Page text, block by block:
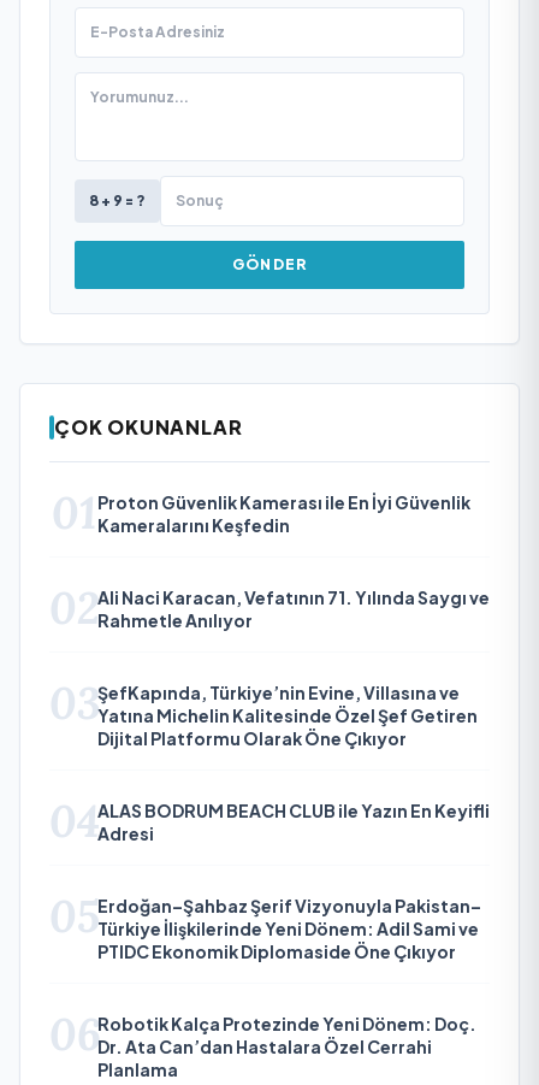
8 + 9 = ?
GÖNDER
ÇOK OKUNANLAR
01 Proton Güvenlik Kamerası ile En İyi Güvenlik
Kameralarını Keşfedin
02Ali Naci Karacan, Vefatının 71. Yılında Saygı ve
Rahmetle Anılıyor
03ŞefKapında, Türkiye’nin Evine, Villasına ve
Yatına Michelin Kalitesinde Özel Şef Getiren
Dijital Platformu Olarak Öne Çıkıyor
04ALAS BODRUM BEACH CLUB ile Yazın En Keyifli
Adresi
05Erdoğan–Şahbaz Şerif Vizyonuyla Pakistan–
Türkiye İlişkilerinde Yeni Dönem: Adil Sami ve
PTIDC Ekonomik Diplomaside Öne Çıkıyor
06Robotik Kalça Protezinde Yeni Dönem: Doç.
Dr. Ata Can’dan Hastalara Özel Cerrahi
Planlama